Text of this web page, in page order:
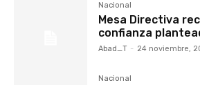
Nacional
Mesa Directiva
confianza
Abad_T - 24 noviembre,
Nacional